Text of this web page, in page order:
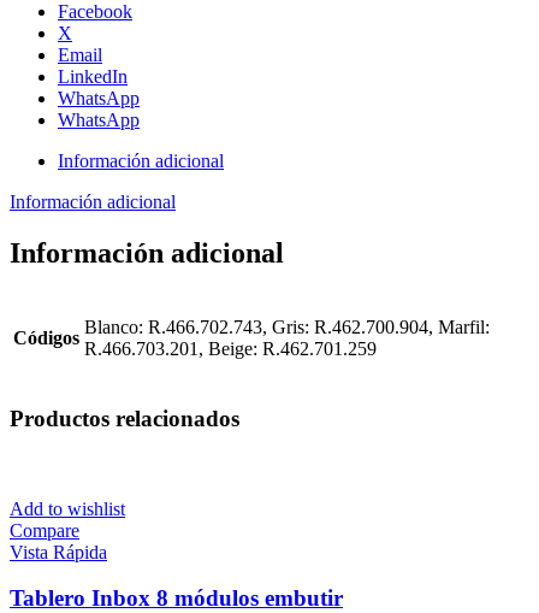
Facebook
X
Email
LinkedIn
WhatsApp
WhatsApp
Información adicional
Información adicional
Información adicional
Códigos
Blanco: R.466.702.743, Gris: R.462.700.904, Marfil:
R.466.703.201, Beige: R.462.701.259
Productos relacionados
Add to wishlist
Compare
Vista Rápida
Tablero Inbox 8 módulos embutir